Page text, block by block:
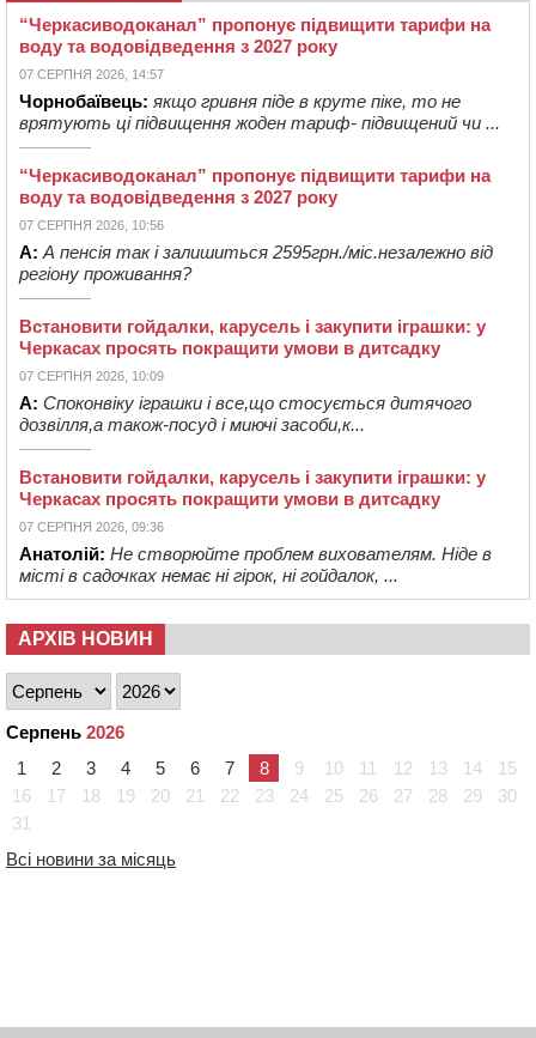
“Черкасиводоканал” пропонує підвищити тарифи на
воду та водовідведення з 2027 року
07 СЕРПНЯ 2026, 14:57
Чорнобаївець: якщо гривня піде в круте піке, то не
врятують ці підвищення жоден тариф- підвищений чи ...
“Черкасиводоканал” пропонує підвищити тарифи на
воду та водовідведення з 2027 року
07 СЕРПНЯ 2026, 10:56
А: А пенсія так і залишиться 2595грн./міс.незалежно від
регіону проживання?
Встановити гойдалки, карусель і закупити іграшки: у
Черкасах просять покращити умови в дитсадку
07 СЕРПНЯ 2026, 10:09
А: Споконвіку іграшки і все,що стосується дитячого
дозвілля,а також-посуд і миючі засоби,к...
Встановити гойдалки, карусель і закупити іграшки: у
Черкасах просять покращити умови в дитсадку
07 СЕРПНЯ 2026, 09:36
Анатолій: Не створюйте проблем вихователям. Ніде в
місті в садочках немає ні гірок, ні гойдалок, ...
АРХІВ НОВИН
Серпень 2026
1
2 3 4 5 6 7 8 9 10 11 12 13 14
15
16
17 18 19 20 21 22 23 24 25 26 27 28 29
30
31
Всі новини за місяць